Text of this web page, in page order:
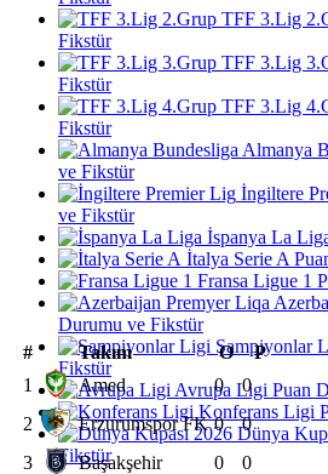
TFF 3.Lig
Fikstür
TFF 3.Lig
Fikstür
TFF 3.Lig
Fikstür
Almanya
ve Fikstür
İngiltere
ve Fikstür
İspanya La
İtalya Serie A
Fransa Ligue 1
Durumu ve Fikstür
Şampiyonlar
Fikstür
Avrupa Ligi Puan
Konferans Ligi
Dünya
Fikstür
# Takım O
P
1
Amed 0
0
2
Erzurumspor FK 0
0
3
Başakşehir 0
0